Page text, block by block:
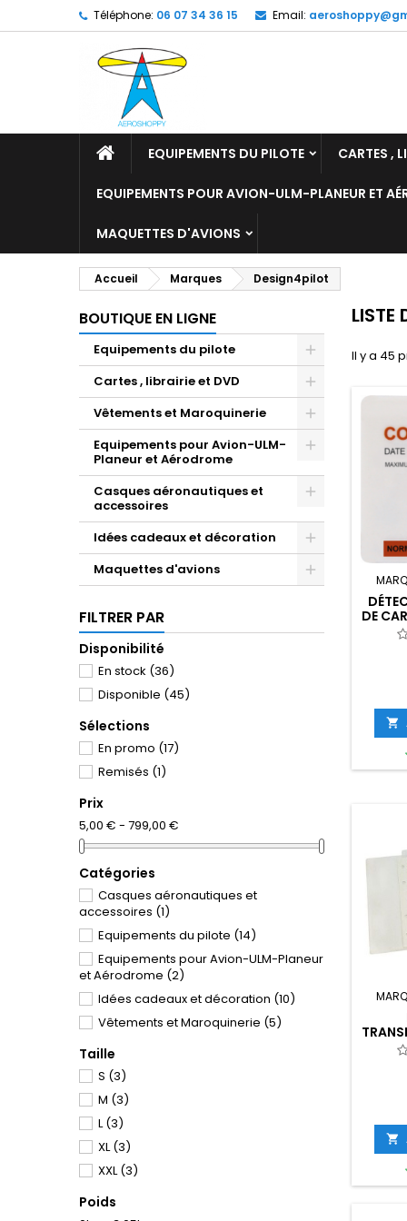
Téléphone: 06 07 34 36 15 Email:
EQUIPEMENTS DU PILOTE CARTES ,
EQUIPEMENTS POUR AVION-ULM-PLANEUR ET
MAQUETTES D'AVIONS
Accueil Marques Design4pilot
BOUTIQUE EN LIGNE
Equipements du pilote
Cartes , librairie et DVD
Vêtements et Maroquinerie
Equipements pour Avion-ULM-
Planeur et Aérodrome
Casques aéronautiques et
accessoires
Idées cadeaux et décoration
Maquettes d'avions
FILTRER PAR
Disponibilité
En stock (36)
Disponible (45)
Sélections
En promo (17)
Remisés (1)
Prix
5,00 € - 799,00 €
Catégories
Casques aéronautiques et
accessoires (1)
Equipements du pilote (14)
Equipements pour Avion-ULM-Planeur
et Aérodrome (2)
Idées cadeaux et décoration (10)
Vêtements et Maroquinerie (5)
Taille
S (3)
M (3)
L(3)
XL(3)
XXL(3)
Poids
LISTE
Il y a 45
DE

A5
VOL
